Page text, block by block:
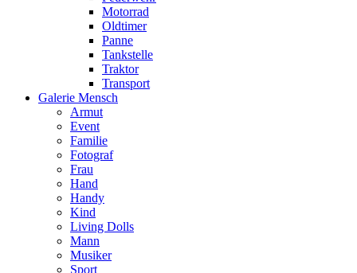
Motorrad
Oldtimer
Panne
Tankstelle
Traktor
Transport
Galerie Mensch
Armut
Event
Familie
Fotograf
Frau
Hand
Handy
Kind
Living Dolls
Mann
Musiker
Sport